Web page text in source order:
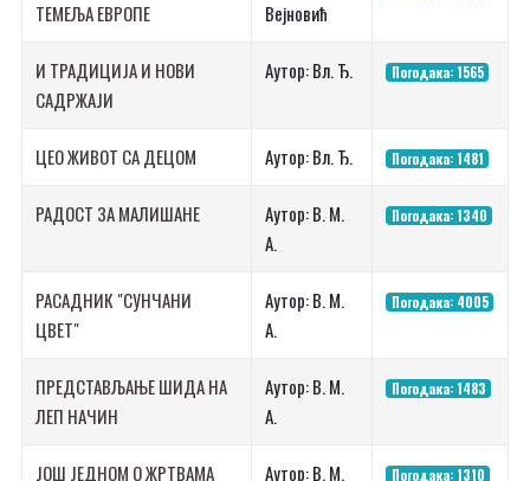
ТЕМЕЉА ЕВРОПЕ
Вејновић
И ТРАДИЦИЈА И НОВИ
САДРЖАЈИ
Аутор: Вл. Ђ. Погодака: 1565
ЦЕО ЖИВОТ СА ДЕЦОМ Аутор: Вл. Ђ. Погодака: 1481
РАДОСТ ЗА МАЛИШАНЕ
Аутор: В. М.
А.
Погодака: 1340
РАСАДНИК "СУНЧАНИ
ЦВЕТ"
Аутор: В. М.
А.
Погодака: 4005
ПРЕДСТАВЉАЊЕ ШИДА НА
ЛЕП НАЧИН
Аутор: В. М.
А.
Погодака: 1483
ЈОШ ЈЕДНОМ О ЖРТВАМА
Аутор: В. М.
Погодака: 1310